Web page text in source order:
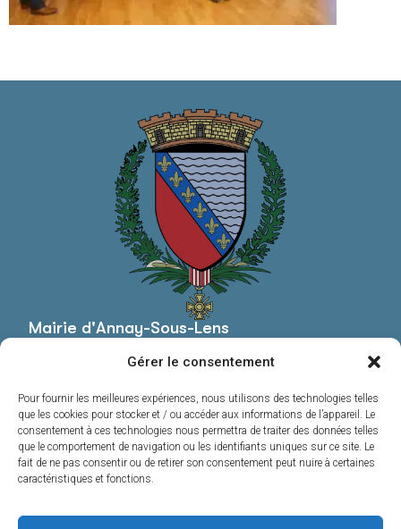
Gérer le consentement
Pour fournir les meilleures expériences, nous utilisons des technologies telles
que les cookies pour stocker et / ou accéder aux informations de l’appareil. Le
consentement à ces technologies nous permettra de traiter des données telles
que le comportement de navigation ou les identifiants uniques sur ce site. Le
fait de ne pas consentir ou de retirer son consentement peut nuire à certaines
caractéristiques et fonctions.
Mairie d'Annay-Sous-Lens
Pl. Roger Salengro,
62880 Annay
03 21 13 44 20
Contacter la mairie
Horaires d'ouverture
Du lundi au vendredi :
Samedi et dimanche :